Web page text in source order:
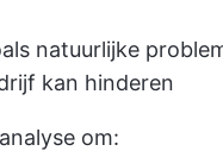
natuurlijke
kan hinderen
om: